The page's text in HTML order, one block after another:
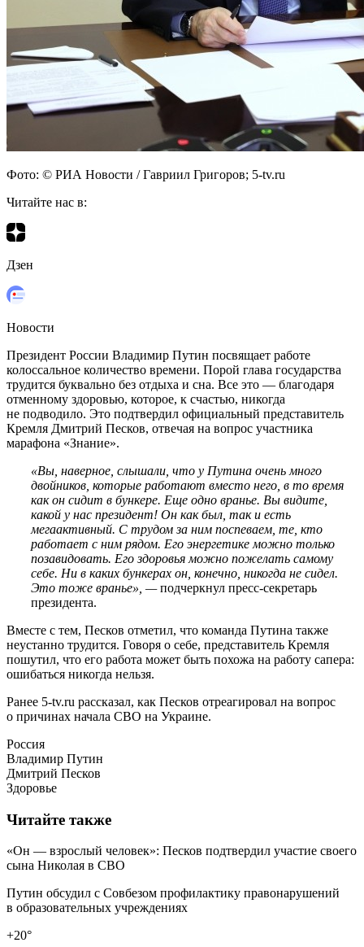
Фото: © РИА Новости / Гавриил Григоров; 5-tv.ru
Читайте нас в:
Дзен
Новости
Президент России Владимир Путин посвящает работе
колоссальное количество времени. Порой глава государства
трудится буквально без отдыха и сна. Все это — благодаря
отменному здоровью, которое, к счастью, никогда
не подводило. Это подтвердил официальный представитель
Кремля Дмитрий Песков, отвечая на вопрос участника
марафона «Знание».
«Вы, наверное, слышали, что у Путина очень много
двойников, которые работают вместо него, в то время
как он сидит в бункере. Еще одно вранье. Вы видите,
какой у нас президент! Он как был, так и есть
мегаактивный. С трудом за ним поспеваем, те, кто
работает с ним рядом. Его энергетике можно только
позавидовать. Его здоровья можно пожелать самому
себе. Ни в каких бункерах он, конечно, никогда не сидел.
Это тоже вранье», —подчеркнул пресс-секретарь
президента.
Вместе с тем, Песков отметил, что команда Путина также
неустанно трудится. Говоря о себе, представитель Кремля
пошутил, что его работа может быть похожа на работу сапера:
ошибаться никогда нельзя.
Ранее 5-tv.ru рассказал, как Песков отреагировал на вопрос
о причинах начала СВО на Украине.
Россия
Владимир Путин
Дмитрий Песков
Здоровье
Читайте также
«Он — взрослый человек»: Песков подтвердил участие своего
сына Николая в СВО
Путин обсудил с Совбезом профилактику правонарушений
в образовательных учреждениях
+20°